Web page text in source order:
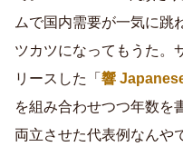
ムで国内需要が一気に跳
ツカツになってもうた。
リースした「響
を組み合わせつつ年数を
両立させた代表例なんや